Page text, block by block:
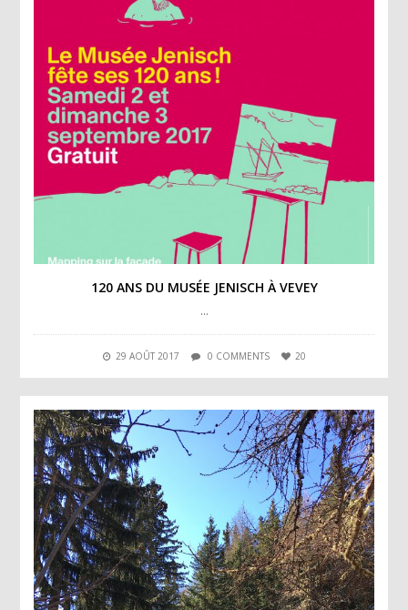
120 ANS DU MUSÉE JENISCH À VEVEY
…
29 AOÛT 2017 0 COMMENTS 20